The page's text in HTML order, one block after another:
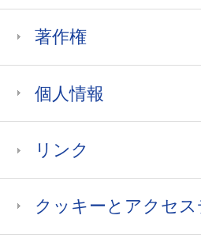
著作権
個人情報
リンク
クッキーとアクセ